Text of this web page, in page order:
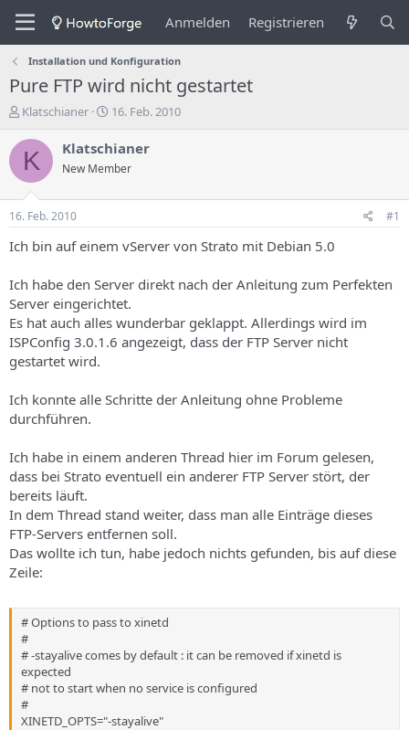
Anmelden Registrieren
Installation und Konfiguration
Pure FTP wird nicht gestartet
E
s
e
e
r
s
T
h
e
m
Klatschianer
E
s
e
n
d
a
t
u
16. Feb. 2010
K Klatschianer
New Member
16. Feb. 2010 #1
Ich bin auf einem vServer von Strato mit Debian 5.0
Ich habe den Server direkt nach der Anleitung zum Perfekten
Server eingerichtet.
Es hat auch alles wunderbar geklappt. Allerdings wird im
ISPConfig 3.0.1.6 angezeigt, dass der FTP Server nicht
gestartet wird.
Ich konnte alle Schritte der Anleitung ohne Probleme
durchführen.
Ich habe in einem anderen Thread hier im Forum gelesen,
dass bei Strato eventuell ein anderer FTP Server stört, der
bereits läuft.
In dem Thread stand weiter, dass man alle Einträge dieses
FTP-Servers entfernen soll.
Das wollte ich tun, habe jedoch nichts gefunden, bis auf diese
Zeile:
# Options to pass to xinetd
#
# -stayalive comes by default : it can be removed if xinetd is
expected
# not to start when no service is configured
#
XINETD_OPTS="-stayalive"